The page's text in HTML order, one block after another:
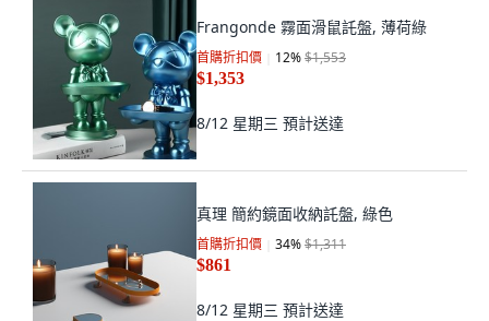
Frangonde 霧面滑鼠託盤, 薄荷綠
首購折扣價 12%$1,553
$1,353
8/12 星期三 預計送達
真理 簡約鏡面收納託盤, 綠色
首購折扣價 34%$1,311
$861
8/12 星期三 預計送達